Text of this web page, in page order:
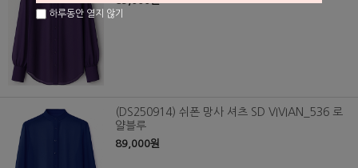
(DS250914) 쉬폰 망사 셔츠 SD VIVIAN_536 로
얄블루
89,000원
하루동안 열지 않기